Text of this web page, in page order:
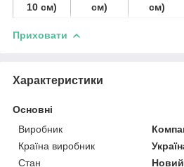
10 см)
см)
см)
Приховати
Характеристики
Основні
Виробник
Країна виробник
Стан
Новий